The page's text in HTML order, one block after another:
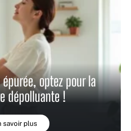
optez pour la
dépolluante !
savoir plus